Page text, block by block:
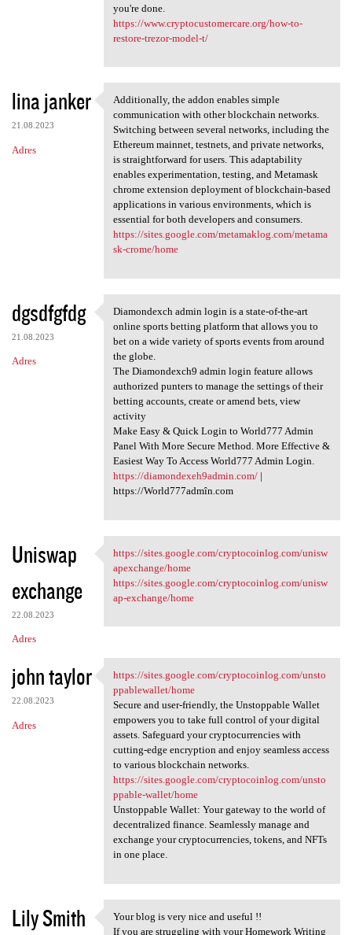
you're done.
https://www.cryptocustomercare.org/how-to-
restore-trezor-model-t/
lina janker
21.08.2023
Adres
Additionally, the addon
Additionally, the addon enables simple
communication with other blockchain networks.
Switching between several networks, including the
Ethereum mainnet, testnets, and private networks,
is straightforward for users. This adaptability
enables experimentation, testing, and Metamask
chrome extension deployment of blockchain-based
applications in various environments, which is
essential for both developers and consumers.
https://sites.google.com/metamaklog.com/metama
sk-crome/home
dgsdfgfdg
21.08.2023
Adres
Diamondexch admin login is a
Diamondexch admin login is a state-of-the-art
online sports betting platform that allows you to
bet on a wide variety of sports events from around
the globe.
The Diamondexch9 admin login feature allows
authorized punters to manage the settings of their
betting accounts, create or amend bets, view
activity
Make Easy & Quick Login to World777 Admin
Panel With More Secure Method. More Effective &
Easiest Way To Access World777 Admin Login.
https://diamondexeh9admin.com/|
https://World777admîn.com
Uniswap
exchange
22.08.2023
Adres
https://sites.google.com
https://sites.google.com/cryptocoinlog.com/unisw
apexchange/home
https://sites.google.com/cryptocoinlog.com/unisw
ap-exchange/home
john taylor
22.08.2023
Adres
https://sites.google.com
https://sites.google.com/cryptocoinlog.com/unsto
ppablewallet/home
Secure and user-friendly, the Unstoppable Wallet
empowers you to take full control of your digital
assets. Safeguard your cryptocurrencies with
cutting-edge encryption and enjoy seamless access
to various blockchain networks.
https://sites.google.com/cryptocoinlog.com/unsto
ppable-wallet/home
Unstoppable Wallet: Your gateway to the world of
decentralized finance. Seamlessly manage and
exchange your cryptocurrencies, tokens, and NFTs
in one place.
Lily Smith Your blog is very nice and
Your blog is very nice and useful !!
If you are struggling with your Homework Writing